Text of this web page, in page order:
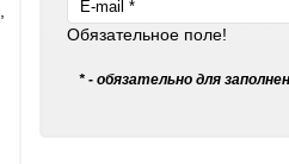
Обязательное поле!
* - обязательно для